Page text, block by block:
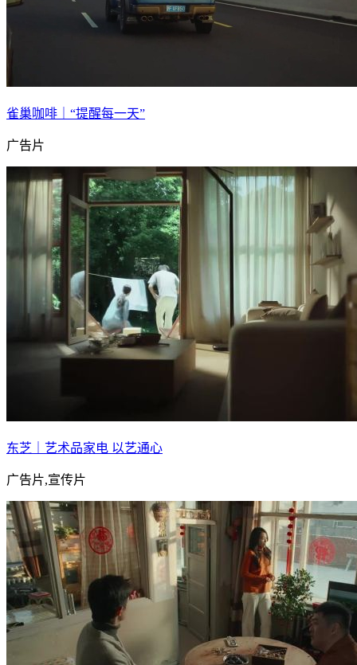
雀巢咖啡｜“提醒每一天”
广告片
东芝｜艺术品家电 以艺通心
广告片,宣传片